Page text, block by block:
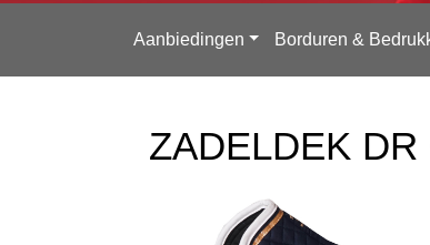
Aanbiedingen Borduren &
ZADELDEK